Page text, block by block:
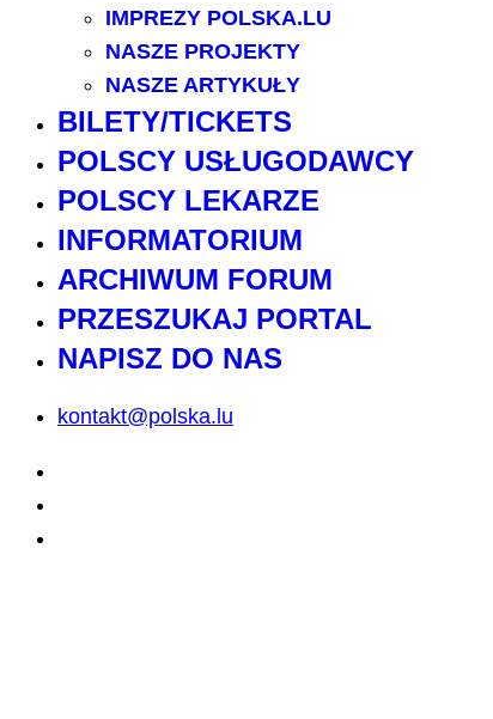
IMPREZY POLSKA.LU
NASZE PROJEKTY
NASZE ARTYKUŁY
BILETY/TICKETS
POLSCY USŁUGODAWCY
POLSCY LEKARZE
INFORMATORIUM
ARCHIWUM FORUM
PRZESZUKAJ PORTAL
NAPISZ DO NAS
kontakt@polska.lu